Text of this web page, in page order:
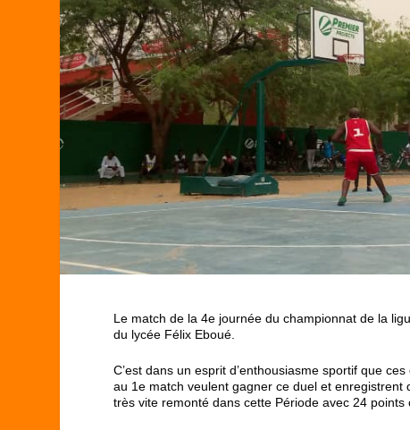
Le match de la 4e journée du championnat de la
du lycée Félix Eboué.
C’est dans un esprit d’enthousiasme sportif que
au 1e match veulent gagner ce duel et enregistrent
très vite remonté dans cette Période avec 24 points